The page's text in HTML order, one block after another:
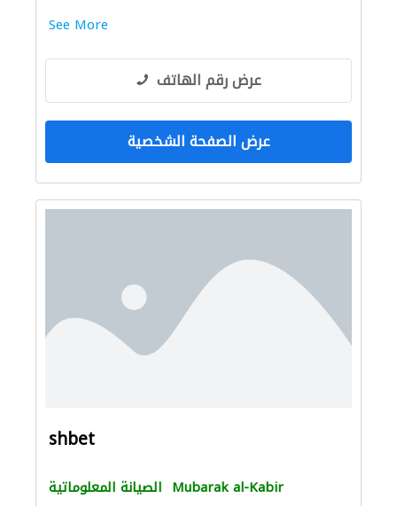
See More
عرض رقم الهاتف
عرض الصفحة الشخصية
shbet
الصيانة المعلوماتية Mubarak al-Kabir